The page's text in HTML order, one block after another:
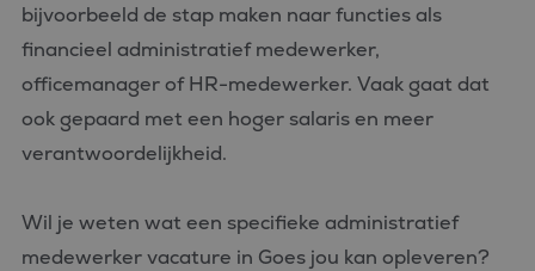
bijvoorbeeld de stap maken naar functies als
financieel administratief medewerker,
officemanager of HR-medewerker. Vaak gaat dat
ook gepaard met een hoger salaris en meer
verantwoordelijkheid.
Wil je weten wat een specifieke administratief
medewerker vacature in Goes jou kan opleveren?